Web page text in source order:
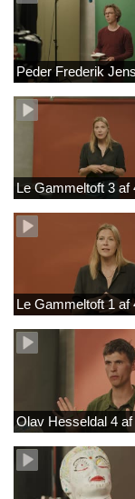
Peder Frederik
Le Gammeltoft 3 af
Le Gammeltoft 1 af
Olav Hesseldal 4 af